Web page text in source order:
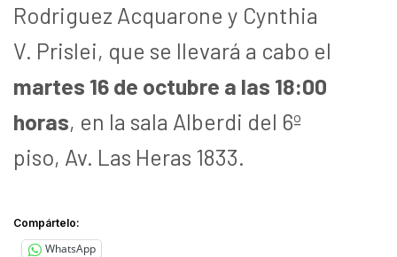
Rodriguez Acquarone y Cynthia
V. Prislei, que se llevará a cabo el
martes 16 de octubre a las 18:00
horas, en la sala Alberdi del 6º
piso, Av. Las Heras 1833.
Compártelo:
WhatsApp